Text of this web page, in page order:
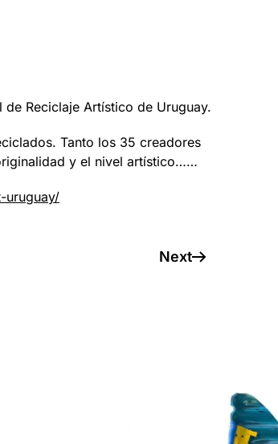
Reciclaje Artístico de Uruguay.
Tanto los 35 creadores
y el nivel artístico……
uruguay/
Next